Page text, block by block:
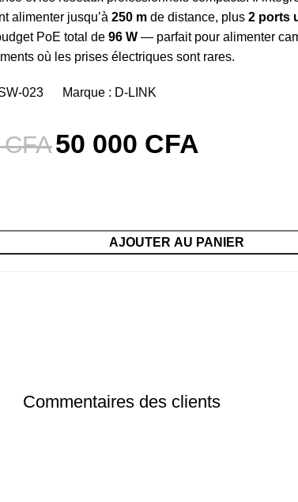
alimenter jusqu’à 250 mde distance, plus 2 ports
PoE total de 96 W— parfait pour alimenter
où les prises électriques sont rares.
023 Marque : D-LINK
CFA50 000 CFA
AJOUTER AU PANIER
Commentaires des clients